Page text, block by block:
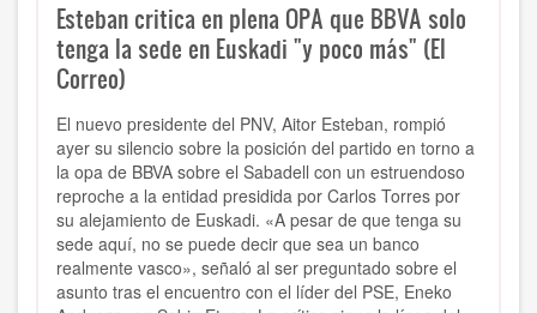
Esteban critica en plena OPA que BBVA solo
tenga la sede en Euskadi "y poco más" (El
Correo)
El nuevo presidente del PNV, Aitor Esteban, rompió
ayer su silencio sobre la posición del partido en torno a
la opa de BBVA sobre el Sabadell con un estruendoso
reproche a la entidad presidida por Carlos Torres por
su alejamiento de Euskadi. «A pesar de que tenga su
sede aquí, no se puede decir que sea un banco
realmente vasco», señaló al ser preguntado sobre el
asunto tras el encuentro con el líder del PSE, Eneko